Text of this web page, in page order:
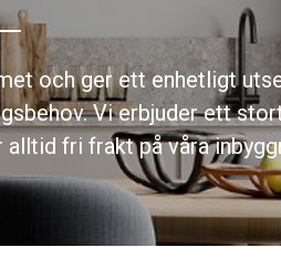
och ger ett enhetligt
Vi erbjuder ett
fri frakt på våra